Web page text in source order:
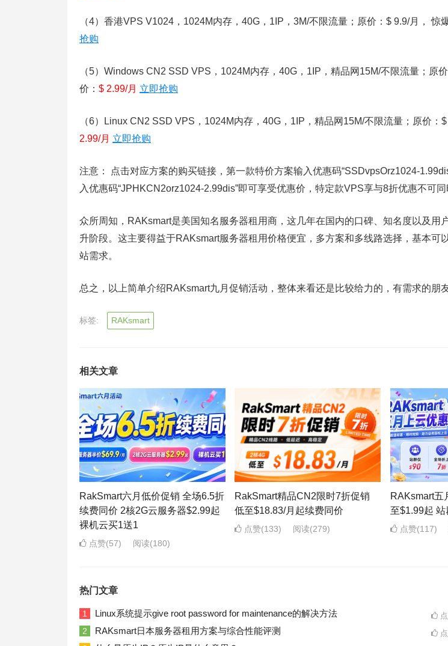
（4）香港VPS V1024，1024M内存，40G，1IP，3M/不限流量；原价：$ 9.9/月， 惊
抢购
（5）Windows CN2 SSD VPS，1024M内存，40G，1IP，精品网15M/不限流量；原
价： $ 2.99/月 立即抢购
（6）Linux CN2 SSD VPS，1024M内存，40G，1IP，精品网15M/不限流量；原价：$
2.99/月 立即抢购
注意： 点击对应方案的购买链接，第一款特价方案输入优惠码“SSDvpsOrz1024-
入优惠码“JPHKCN2orz1024-2.99dis”即可享受优惠价，特定款VPS享与8折优惠不可同
众所周知，RAKsmart是美国知名服务器租用商，这几年在国内的口碑、知名度以及用
升阶段。这主要得益于RAKsmart服务器租用价格便宜，多方案和多线路选择，基本可
站需求。
总之，以上简单介绍RAKsmart九月促销活动，整体来看还是比较给力的，有需求的朋
标签: RAKsmart
相关文章
RakSmart六月低价促销 全场6.5折
续费同价 2核2G云服务器$2.99起
裸机云买1送1
点赞(57) 阅读(180)
RakSmart精品CN2限时7折促销
低至$18.83/月起续费同价
点赞(133) 阅读(279)
RAKsmart五
至$1.99起
点赞(117)
热门文章
1 Linux系统提示give root password for maintenance的解决方法
2 RAKsmart日本服务器租用方案与综合性能评测